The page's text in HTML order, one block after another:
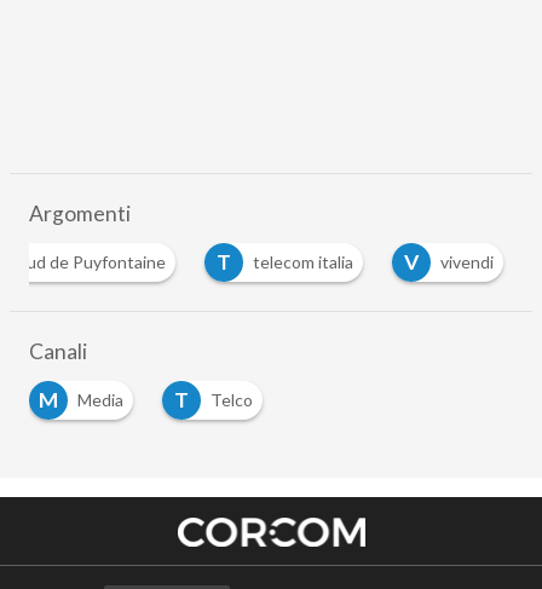
Argomenti
de Puyfontaine T telecom italia V vivendi
Canali
M
Media T Telco